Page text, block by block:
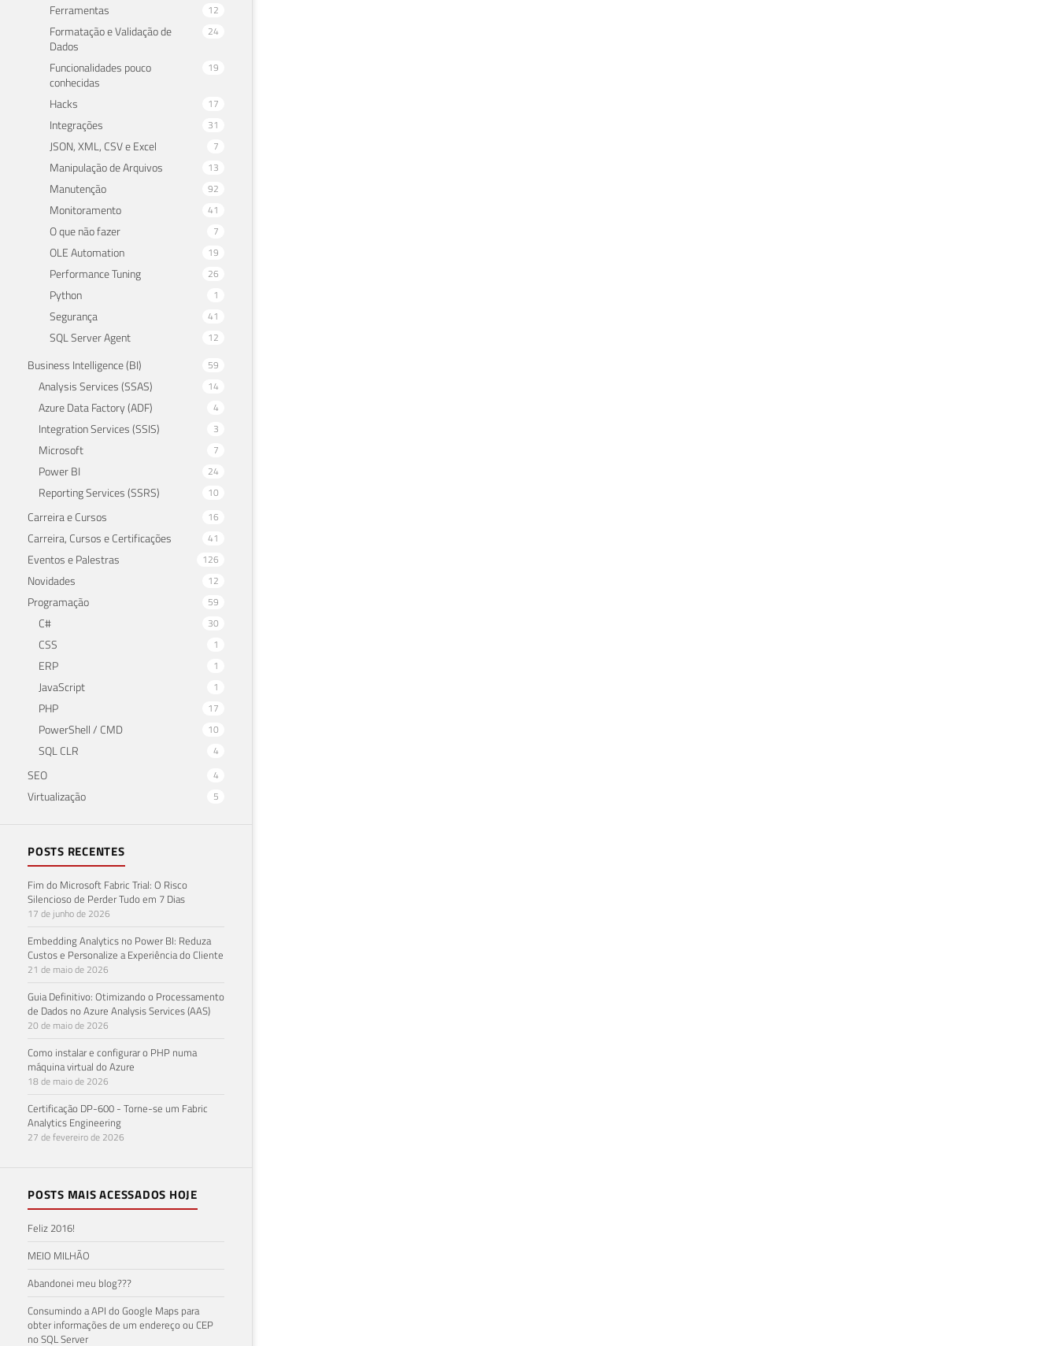
Ferramentas 12
Formatação e Validação de
Dados
24
Funcionalidades pouco
conhecidas
19
Hacks 17
Integrações 31
JSON, XML, CSV e Excel 7
Manipulação de Arquivos 13
Manutenção 92
Monitoramento 41
O que não fazer 7
OLE Automation 19
Performance Tuning 26
Python 1
Segurança 41
SQL Server Agent 12
Business Intelligence (BI) 59
Analysis Services (SSAS) 14
Azure Data Factory (ADF) 4
Integration Services (SSIS) 3
Microsoft 7
Power BI 24
Reporting Services (SSRS) 10
Carreira e Cursos 16
Carreira, Cursos e Certificações 41
Eventos e Palestras 126
Novidades 12
Programação 59
C# 30
CSS 1
ERP 1
JavaScript 1
PHP 17
PowerShell / CMD 10
SQL CLR 4
SEO 4
Virtualização 5
POSTS RECENTES
Fim do Microsoft Fabric Trial: O Risco
Silencioso de Perder Tudo em 7 Dias
17 de junho de 2026
Embedding Analytics no Power BI: Reduza
Custos e Personalize a Experiência do Cliente
21 de maio de 2026
Guia Definitivo: Otimizando o Processamento
de Dados no Azure Analysis Services (AAS)
20 de maio de 2026
Como instalar e configurar o PHP numa
máquina virtual do Azure
18 de maio de 2026
Certificação DP-600 - Torne-se um Fabric
Analytics Engineering
27 de fevereiro de 2026
POSTS MAIS ACESSADOS HOJE
Feliz 2016!
MEIO MILHÃO
Abandonei meu blog???
Consumindo a API do Google Maps para
obter informações de um endereço ou CEP
no SQL Server